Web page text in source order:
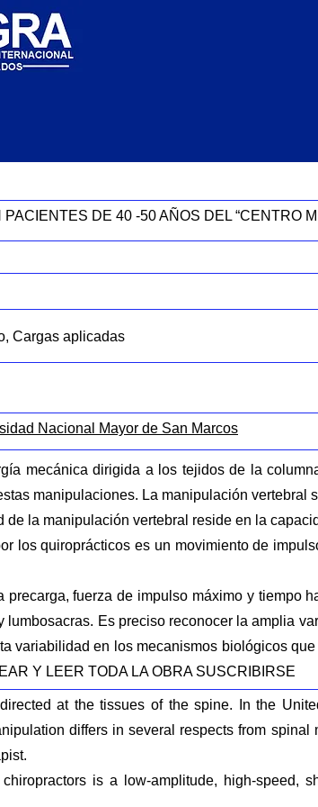
DE 40 -50 AÑOS DEL “CENTRO
Cargas aplicadas
Nacional Mayor de San Marcos
mecánica dirigida a los tejidos de la
manipulaciones. La manipulación vertebral
la manipulación vertebral reside en la
los quiroprácticos es un movimiento de
fuerza de impulso máximo y tiempo
Es preciso reconocer la amplia
variabilidad en los mecanismos biológicos
Y LEER TODA LA OBRA SUSCRIBIRSE
at the tissues of the spine. In the
differs in several respects from spinal
is a low-amplitude, high-speed,